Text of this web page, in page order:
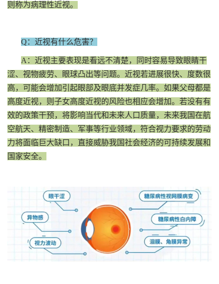
则称为病理性近视。
Q：近视有什么危害？
A：近视主要表现是看远不清楚，同时容易导致眼睛干
涩、视物疲劳、眼球凸出等问题。近视若进展很快、度数很
高，可能会增加引起眼部及眼底并发症几率。如果父母都是
高度近视，则子女高度近视的风险也相应会增加。若没有有
效的政策干预，将影响当代和未来人口质量，未来我国在航
空航天、精密制造、军事等行业领域，符合视力要求的劳动
力将面临巨大缺口，直接威胁我国社会经济的可持续发展和
国家安全。